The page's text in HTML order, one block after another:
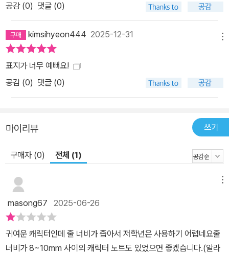
공감 (0) 댓글 (0)
kimsihyeon444 2025-12-31
표지가 너무 예뻐요!
공감 (0) 댓글 (0)
마이리뷰 쓰기
구매자 (0) 전체 (1)
masong67 2025-06-26
귀여운 캐릭터인데 줄 너비가 좁아서 저학년은 사용하기 어렵네요줄
너비가 8~10mm 사이의 캐릭터 노트도 있었으면 좋겠습니다.(알라